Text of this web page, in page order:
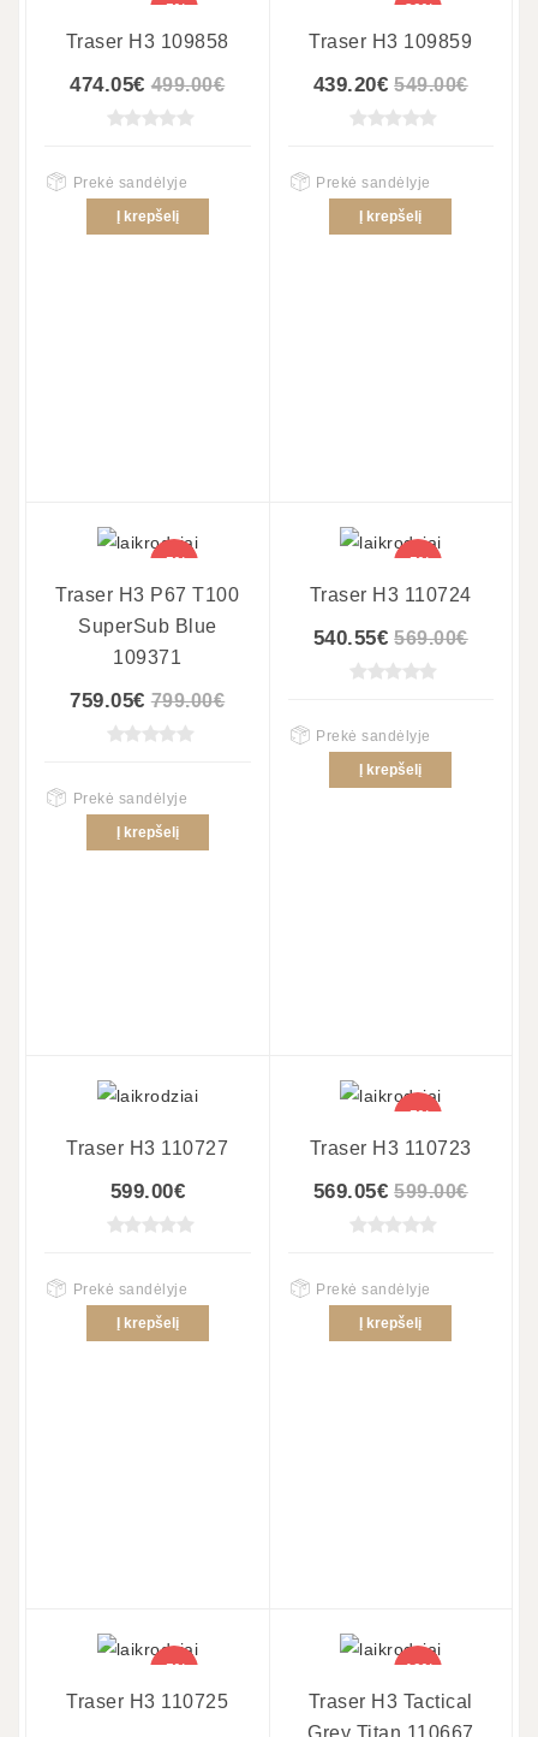
-5%
Traser H3 109858
474.05€ 499.00€
Prekė sandėlyje
Į krepšelį
-20%
Traser H3 109859
439.20€ 549.00€
Prekė sandėlyje
Į krepšelį
-5%
Traser H3 P67 T100
SuperSub Blue
109371
759.05€ 799.00€
Prekė sandėlyje
Į krepšelį
-5%
Traser H3 110724
540.55€ 569.00€
Prekė sandėlyje
Į krepšelį
Traser H3 110727
599.00€
Prekė sandėlyje
Į krepšelį
-5%
Traser H3 110723
569.05€ 599.00€
Prekė sandėlyje
Į krepšelį
-5%
Traser H3 110725
-10%
Traser H3 Tactical
Grey Titan 110667